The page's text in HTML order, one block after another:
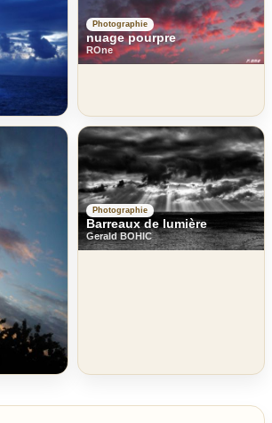
Photographie
nuage pourpre
ROne
Photographie
Barreaux de lumière
Gerald BOHIC